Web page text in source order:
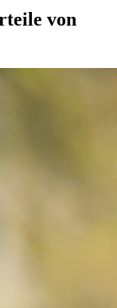
von